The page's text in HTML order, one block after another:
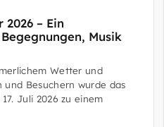
– Ein
Musik
Wetter und
und Besuchern wurde das
Juli 2026 zu einem